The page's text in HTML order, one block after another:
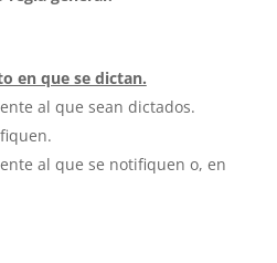
en que se dictan.
al que sean dictados.
al que se notifiquen o, en